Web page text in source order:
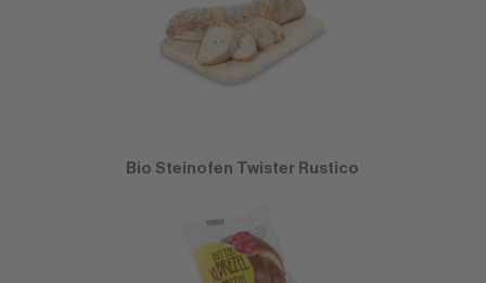
Bio Steinofen Twister Rustico